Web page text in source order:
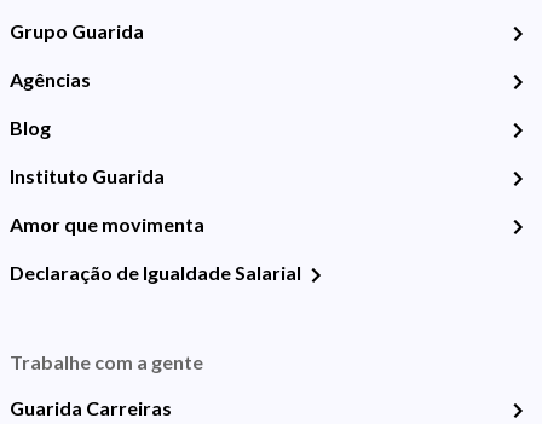
Grupo Guarida
Agências
Blog
Instituto Guarida
Amor que movimenta
Declaração de Igualdade Salarial
Trabalhe com a gente
Guarida Carreiras